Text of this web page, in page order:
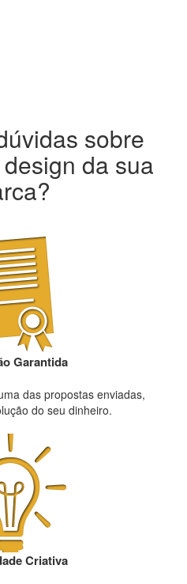
sobre
da sua
Garantida
das propostas enviadas,
do seu dinheiro.
Criativa